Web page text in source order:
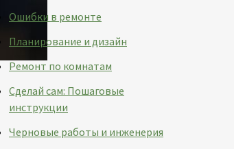
Ошибки в ремонте
Планирование и дизайн
Ремонт по комнатам
Сделай сам: Пошаговые
инструкции
Черновые работы и инженерия